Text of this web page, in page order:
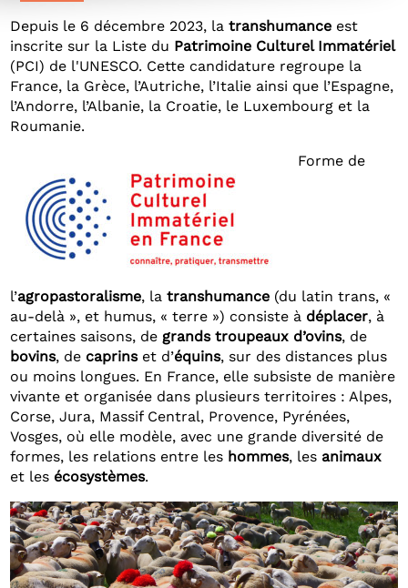
Depuis le 6 décembre 2023, latranshumance est
inscrite sur la Liste du Patrimoine Culturel Immatériel
(PCI) de l'UNESCO. Cette candidature regroupe la
France, la Grèce, l’Autriche, l’Italie ainsi que l’Espagne,
l’Andorre, l’Albanie, la Croatie, le Luxembourg et la
Roumanie.
Forme de
l’agropastoralisme, latranshumance (du latin trans, «
au-delà », et humus, « terre ») consiste à déplacer, à
certaines saisons, de grands troupeaux d’ovins, de
bovins, de caprins et d’équins, sur des distances plus
ou moins longues. En France, elle subsiste de manière
vivante et organisée dans plusieurs territoires : Alpes,
Corse, Jura, Massif Central, Provence, Pyrénées,
Vosges, où elle modèle, avec une grande diversité de
formes, les relations entre les hommes, les animaux
et les écosystèmes.